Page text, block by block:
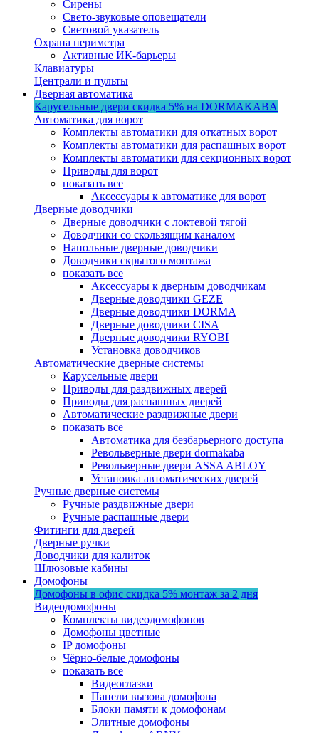
Сирены
Свето-звуковые оповещатели
Световой указатель
Охрана периметра
Активные ИК-барьеры
Клавиатуры
Централи и пульты
Дверная автоматика
Карусельные двери скидка 5% на DORMAKABA
Автоматика для ворот
Комплекты автоматики для откатных ворот
Комплекты автоматики для распашных ворот
Комплекты автоматики для секционных ворот
Приводы для ворот
показать все
Аксессуары к автоматике для ворот
Дверные доводчики
Дверные доводчики с локтевой тягой
Доводчики со скользящим каналом
Напольные дверные доводчики
Доводчики скрытого монтажа
показать все
Аксессуары к дверным доводчикам
Дверные доводчики GEZE
Дверные доводчики DORMA
Дверные доводчики CISA
Дверные доводчики RYOBI
Установка доводчиков
Автоматические дверные системы
Карусельные двери
Приводы для раздвижных дверей
Приводы для распашных дверей
Автоматические раздвижные двери
показать все
Автоматика для безбарьерного доступа
Револьверные двери dormakaba
Револьверные двери ASSA ABLOY
Установка автоматических дверей
Ручные дверные системы
Ручные раздвижные двери
Ручные распашные двери
Фитинги для дверей
Дверные ручки
Доводчики для калиток
Шлюзовые кабины
Домофоны
Домофоны в офис скидка 5% монтаж за 2 дня
Видеодомофоны
Комплекты видеодомофонов
Домофоны цветные
IP домофоны
Чёрно-белые домофоны
показать все
Видеоглазки
Панели вызова домофона
Блоки памяти к домофонам
Элитные домофоны